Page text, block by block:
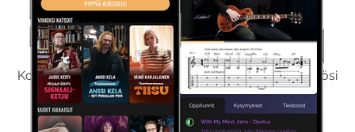
Kokeile Ilmaiseksi
Kokeilemalla ilmaiseksi saat koko sisältömme käyttöösi
viikon ajaksi.